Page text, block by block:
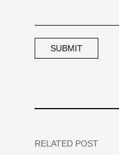
RELATED POST